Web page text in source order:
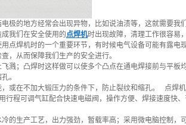
极的地方经常会出现异物，比如说油渍等，这就需要我
我们在安全使用的点焊机时出现故障，清理工作很容易
点焊机时的一个重要环节，有时候电气设备可能有露电
，从而保障我们生产的安全进行。
溅；凸焊时这样做可以使多个凸点在通电焊接前与平板
。
或在不加大锻压力的条件下，防止裂纹和缩孔。 点焊
程可调气缸配合快速电磁阀，操作方便、焊接速度快、
的生产工艺，出力强劲，暂载率高；采用微电脑控制，